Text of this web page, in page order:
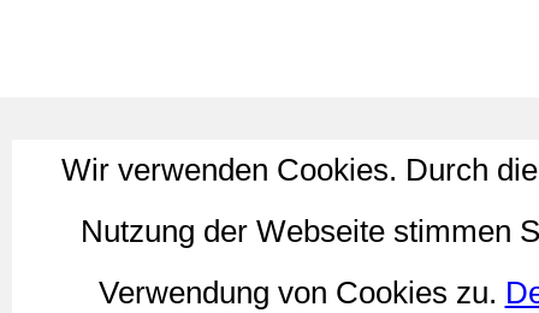
Wir verwenden Cookies. Durch
Nutzung der Webseite stimmen
Verwendung von Cookies zu.